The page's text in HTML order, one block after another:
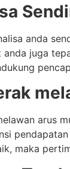
anda
juga
arus
maka